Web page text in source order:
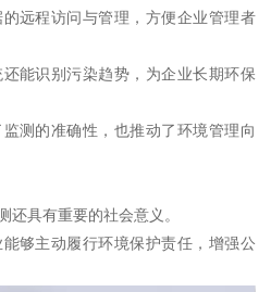
远程访问与管理，方便企业管理者
能识别污染趋势，为企业长期环保
测的准确性，也推动了环境管理向
还具有重要的社会意义。
够主动履行环境保护责任，增强公